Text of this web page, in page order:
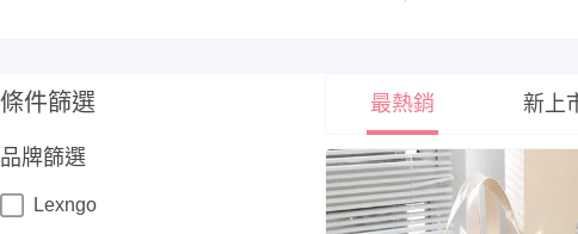
條件篩選
品牌篩選
Lexngo
最熱銷 新上